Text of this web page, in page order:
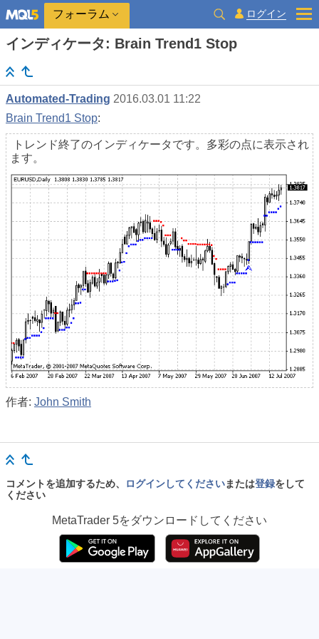
フォーラム ログイン
インディケータ: Brain Trend1 Stop
Automated-Trading 2016.03.01 11:22
Brain Trend1 Stop:
トレンド終了のインディケータです。多彩の点に表示され
ます。
作者: John Smith
コメントを追加するため、 ログインしてくださいまたは登録をして
ください
MetaTrader 5をダウンロードしてください